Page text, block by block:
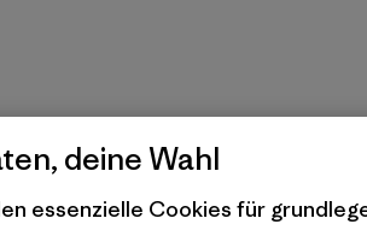
deine Wahl
essenzielle Cookies für